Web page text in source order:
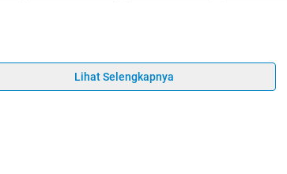
Lihat Selengkapnya